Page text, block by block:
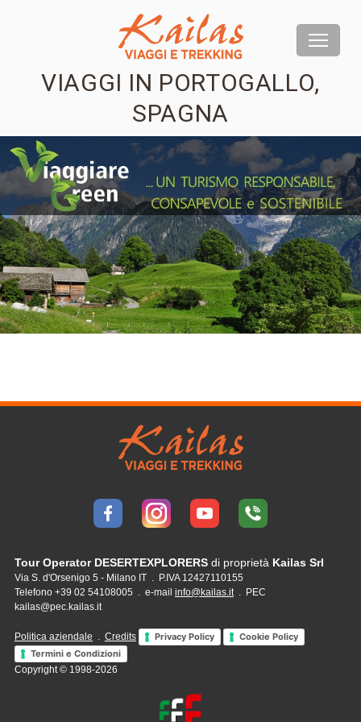
VIAGGI IN PORTOGALLO,
SPAGNA
Tour Operator DESERTEXPLORERSdi proprietà Kailas Srl
Via S. d'Orsenigo 5 - Milano IT . P.IVA 12427110155
Telefono +39 02 54108005 . e-mail info@kailas.it. PEC
kailas@pec.kailas.it
Politica aziendale Credits Privacy Policy
Cookie Policy
Termini e Condizioni
Copyright © 1998-2026